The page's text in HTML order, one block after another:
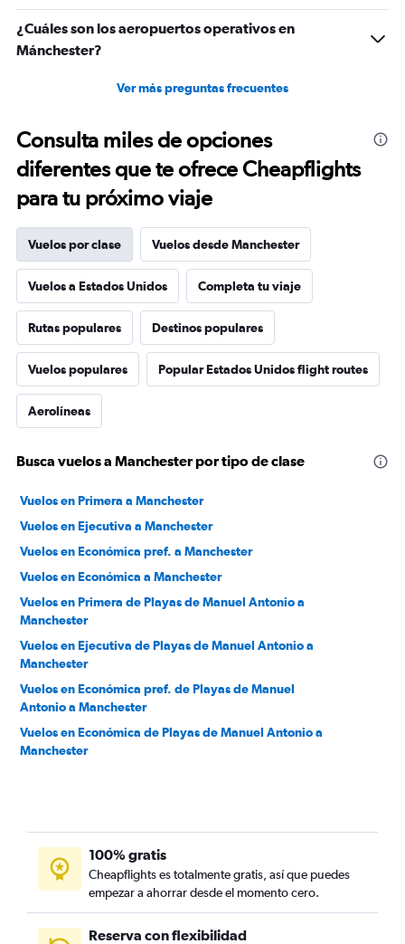
¿Cuáles son los aeropuertos operativos en
Mánchester?
Ver más preguntas frecuentes
Consulta miles de opciones
diferentes que te ofrece Cheapflights
para tu próximo viaje
Vuelos por clase Vuelos desde Manchester
Vuelos a Estados Unidos Completa tu viaje
Rutas populares Destinos populares
Vuelos populares Popular Estados Unidos flight routes
Aerolíneas
Busca vuelos a Manchester por tipo de clase
Vuelos en Primera a Manchester
Vuelos en Ejecutiva a Manchester
Vuelos en Económica pref. a Manchester
Vuelos en Económica a Manchester
Vuelos en Primera de Playas de Manuel Antonio a
Manchester
Vuelos en Ejecutiva de Playas de Manuel Antonio a
Manchester
Vuelos en Económica pref. de Playas de Manuel
Antonio a Manchester
Vuelos en Económica de Playas de Manuel Antonio a
Manchester
100% gratis
Cheapflights es totalmente gratis, así que puedes
empezar a ahorrar desde el momento cero.
Reserva con flexibilidad